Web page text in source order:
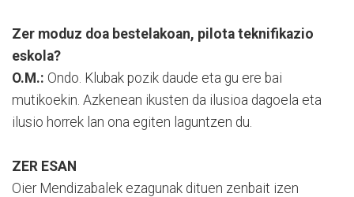
Zer moduz doa bestelakoan, pilota teknifikazio
eskola?
O.M.: Ondo. Klubak pozik daude eta gu ere bai
mutikoekin. Azkenean ikusten da ilusioa dagoela eta
ilusio horrek lan ona egiten laguntzen du.
ZER ESAN
Oier Mendizabalek ezagunak dituen zenbait izen